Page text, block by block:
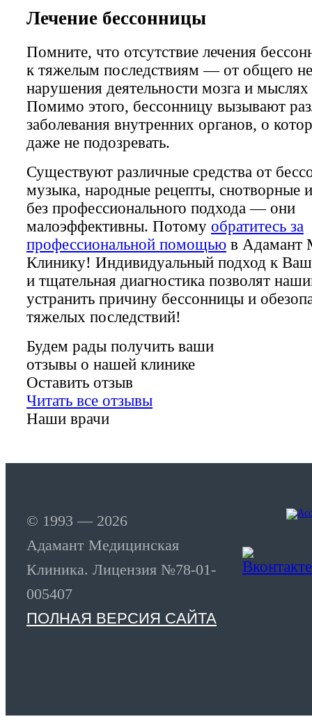
Лечение бессонницы
Помните, что отсутствие лечения
к тяжелым последствиям — от общего
нарушения деятельности мозга и
Помимо этого, бессонницу вызывают
заболевания внутренних органов, о
даже не подозревать.
Существуют различные средства от
музыка, народные рецепты, снотворные
без профессионального подхода — они
малоэффективны. Потому обратитесь за
профессиональной помощью в Адамант
Клинику! Индивидуальный подход к
и тщательная диагностика позволят
устранить причину бессонницы и
тяжелых последствий!
Будем рады получить ваши
отзывы о нашей клинике
Оставить отзыв
Читать все отзывы
Наши врачи
© 1993 — 2026
Адамант Медицинская
Клиника. Лицензия №78-01-
005407
ПОЛНАЯ ВЕРСИЯ САЙТА